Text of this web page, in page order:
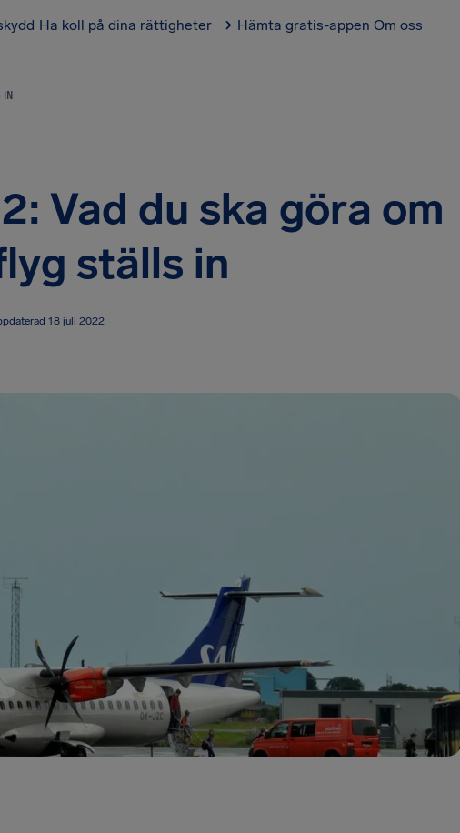
Ha koll på dina rättigheter Hämta gratis-appen Om oss
IN
Vad du ska göra om
ställs in
18 juli 2022